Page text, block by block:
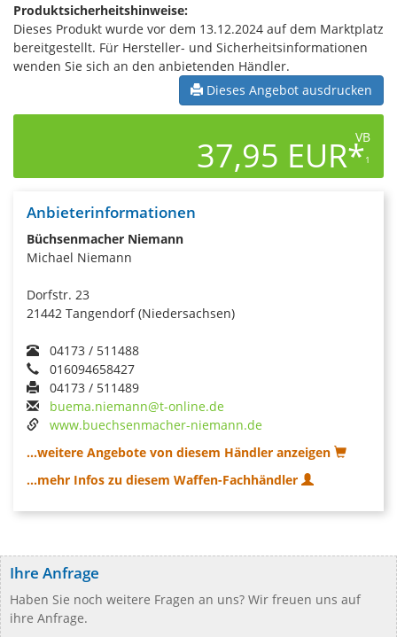
Produktsicherheitshinweise:
Dieses Produkt wurde vor dem 13.12.2024 auf dem Marktplatz
bereitgestellt. Für Hersteller- und Sicherheitsinformationen
wenden Sie sich an den anbietenden Händler.
Dieses Angebot ausdrucken
VB
37,95 EUR*1
Anbieterinformationen
Büchsenmacher Niemann
Michael Niemann
Dorfstr. 23
21442 Tangendorf (Niedersachsen)
04173 / 511488
016094658427
04173 / 511489
buema.niemann@t-online.de
www.buechsenmacher-niemann.de
...weitere Angebote von diesem Händler anzeigen
...mehr Infos zu diesem Waffen-Fachhändler
Ihre Anfrage
Haben Sie noch weitere Fragen an uns? Wir freuen uns auf
ihre Anfrage.